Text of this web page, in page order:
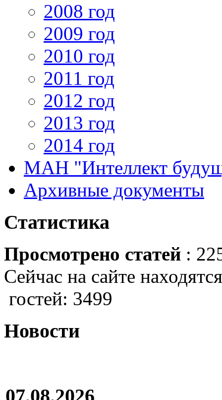
2008 год
2009 год
2010 год
2011 год
2012 год
2013 год
2014 год
МАН "Интеллект
Архивные документы
Статистика
Просмотрено статей :
Сейчас на сайте
гостей: 3499
Новости